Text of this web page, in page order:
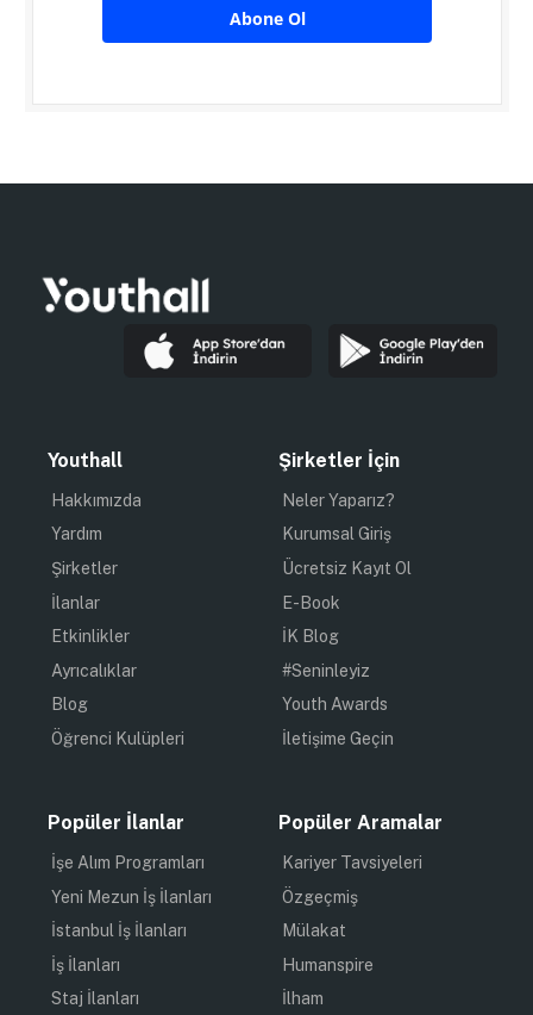
Abone Ol
Youthall
Hakkımızda
Yardım
Şirketler
İlanlar
Etkinlikler
Ayrıcalıklar
Blog
Öğrenci Kulüpleri
Şirketler İçin
Neler Yaparız?
Kurumsal Giriş
Ücretsiz Kayıt Ol
E-Book
İK Blog
#Seninleyiz
Youth Awards
İletişime Geçin
Popüler İlanlar
İşe Alım Programları
Yeni Mezun İş İlanları
İstanbul İş İlanları
İş İlanları
Staj İlanları
Popüler Aramalar
Kariyer Tavsiyeleri
Özgeçmiş
Mülakat
Humanspire
İlham